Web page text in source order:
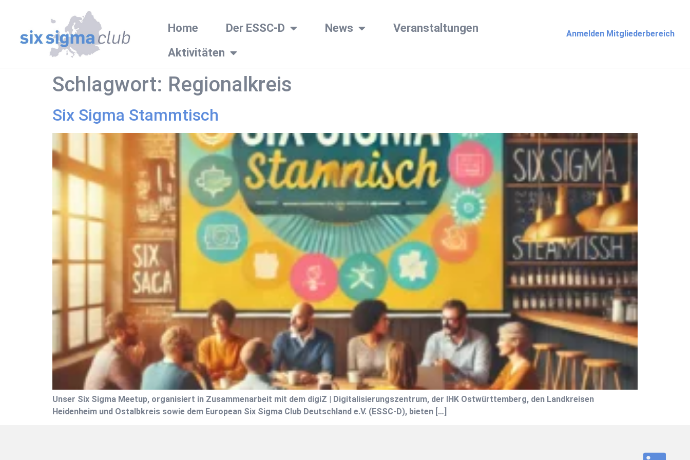
Home Der ESSC-D News
Veranstaltungen
Aktivitäten
Anmelden Mitgliederbereich
Schlagwort: Regionalkreis
Six Sigma Stammtisch
Unser Six Sigma Meetup, organisiert in Zusammenarbeit mit dem digiZ | Digitalisierungszentrum, der IHK Ostwürttemberg, den Landkreisen
Heidenheim und Ostalbkreis sowie dem European Six Sigma Club Deutschland e.V. (ESSC-D), bieten […]